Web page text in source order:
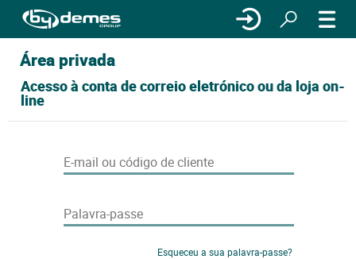
Área privada
Acesso à conta de correio eletrónico ou da loja on-
line
E-mail ou código de cliente
Palavra-passe
Esqueceu a sua palavra-passe?